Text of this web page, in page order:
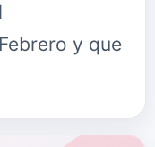
y que